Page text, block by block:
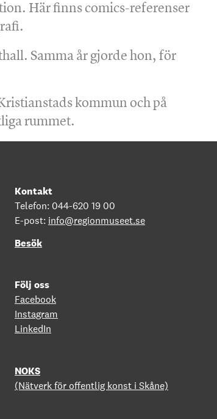
Här finns comics-referenser
Samma år gjorde hon, för
kommun och på
rummet.
Kontakt
Telefon: 044-620 19 00
E-post: info@regionmuseet.se
Besök
Följ oss
Facebook
Instagram
LinkedIn
NOKS
(Nätverk för offentlig konst i Skåne)